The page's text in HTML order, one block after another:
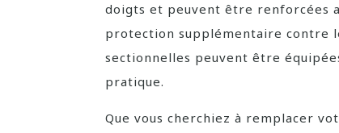
doigts et peuvent être renforcées
protection supplémentaire contre
sectionnelles peuvent être
pratique.
Que vous cherchiez à remplacer